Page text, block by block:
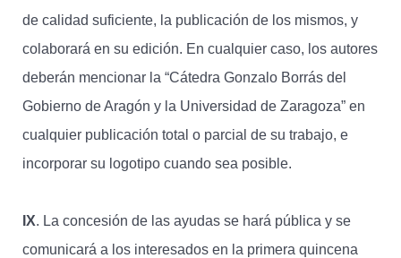
de calidad suficiente, la publicación de los mismos, y
colaborará en su edición. En cualquier caso, los autores
deberán mencionar la “Cátedra Gonzalo Borrás del
Gobierno de Aragón y la Universidad de Zaragoza” en
cualquier publicación total o parcial de su trabajo, e
incorporar su logotipo cuando sea posible.
IX. La concesión de las ayudas se hará pública y se
comunicará a los interesados en la primera quincena